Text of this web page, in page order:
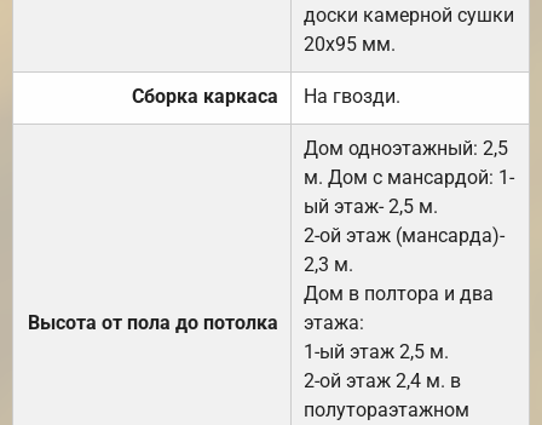
доски камерной сушки
20х95 мм.
Сборка каркаса На гвозди.
Высота от пола до потолка
Дом одноэтажный: 2,5
м. Дом с мансардой: 1-
ый этаж- 2,5 м.
2-ой этаж (мансарда)-
2,3 м.
Дом в полтора и два
этажа:
1-ый этаж 2,5 м.
2-ой этаж 2,4 м. в
полутораэтажном